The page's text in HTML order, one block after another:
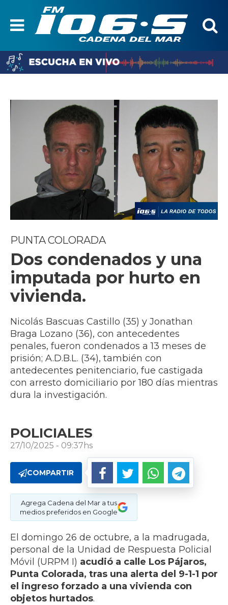
PUNTA COLORADA
Dos condenados y una
imputada por hurto en
vivienda.
Nicolás Bascuas Castillo (35) y Jonathan
Braga Lozano (36), con antecedentes
penales, fueron condenados a 13 meses de
prisión; A.D.B.L. (34), también con
antedecentes penitenciario, fue castigada
con arresto domiciliario por 180 días mientras
dura la investigación.
POLICIALES
27/10/2025 - 09:37hs
COMPARTIR
Agrega Cadena del Mar a tus
medios preferidos en Google
El domingo 26 de octubre, a la madrugada,
personal de la Unidad de Respuesta Policial
Móvil (URPM I) acudió a calle Los Pájaros,
Punta Colorada, tras una alerta del 9-1-1 por
el ingreso forzado a una vivienda con
objetos hurtados.